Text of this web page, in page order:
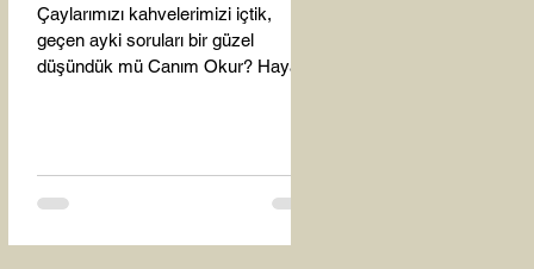
Çaylarımızı kahvelerimizi içtik,
geçen ayki soruları bir güzel
düşündük mü Canım Okur? Hayatta